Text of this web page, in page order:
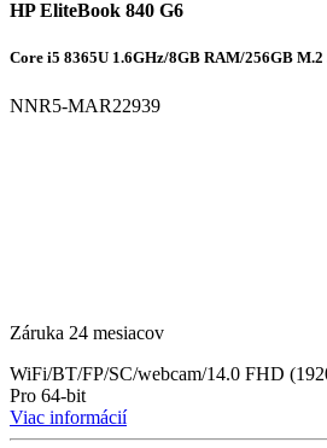
HP EliteBook 840 G6
Core i5 8365U 1.6GHz/8GB RAM/256GB
NNR5-MAR22939
Záruka 24 mesiacov
WiFi/BT/FP/SC/webcam/14.0 FHD
Pro 64-bit
Viac informácií